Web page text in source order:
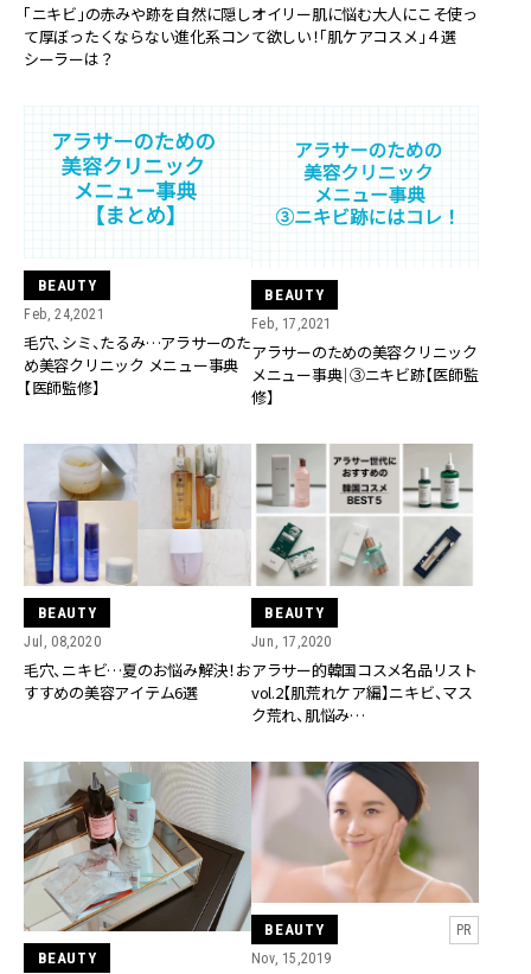
「ニキビ」の赤みや跡を自然に隠し
て厚ぼったくならない進化系コン
シーラーは？
オイリー肌に悩む大人にこそ使っ
て欲しい！「肌ケアコスメ」４選
BEAUTY
Feb, 24,2021
毛穴、シミ、たるみ…アラサーのた
め美容クリニック メニュー事典
【医師監修】
BEAUTY
Feb, 17,2021
アラサーのための美容クリニック
メニュー事典｜③ニキビ跡【医師監
修】
BEAUTY
Jul, 08,2020
毛穴、ニキビ…夏のお悩み解決！お
すすめの美容アイテム6選
BEAUTY
Jun, 17,2020
アラサー的韓国コスメ名品リスト
vol.2【肌荒れケア編】ニキビ、マス
ク荒れ、肌悩み…
BEAUTY
BEAUTY
PR
Nov, 15,2019